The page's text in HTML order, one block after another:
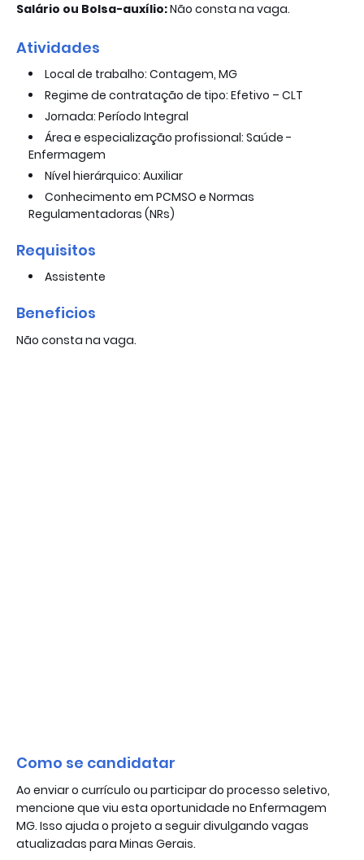
Salário ou Bolsa-auxílio:Não consta na vaga.
Atividades
Local de trabalho: Contagem, MG
Regime de contratação de tipo: Efetivo – CLT
Jornada: Período Integral
Área e especialização profissional: Saúde -
Enfermagem
Nível hierárquico: Auxiliar
Conhecimento em PCMSO e Normas
Regulamentadoras (NRs)
Requisitos
Assistente
Beneficios
Não consta na vaga.
Como se candidatar
Ao enviar o currículo ou participar do processo seletivo,
mencione que viu esta oportunidade no Enfermagem
MG. Isso ajuda o projeto a seguir divulgando vagas
atualizadas para Minas Gerais.